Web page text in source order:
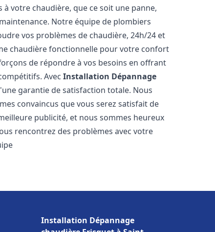
votre chaudière, que ce soit une panne,
Notre équipe de plombiers
vos problèmes de chaudière, 24h/24 et
chaudière fonctionnelle pour votre confort
de répondre à vos besoins en offrant
AvecInstallation Dépannage
garantie de satisfaction totale. Nous
convaincus que vous serez satisfait de
publicité, et nous sommes heureux
rencontrez des problèmes avec votre
Installation Dépannage